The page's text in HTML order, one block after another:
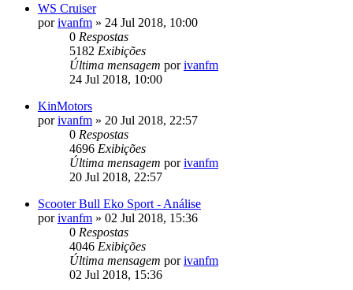
WS Cruiser
porivanfm » 24 Jul 2018, 10:00
0 Respostas
5182 Exibições
Última mensagem porivanfm
24 Jul 2018, 10:00
KinMotors
porivanfm » 20 Jul 2018, 22:57
0 Respostas
4696 Exibições
Última mensagem porivanfm
20 Jul 2018, 22:57
Scooter Bull Eko Sport - Análise
porivanfm » 02 Jul 2018, 15:36
0 Respostas
4046 Exibições
Última mensagem porivanfm
02 Jul 2018, 15:36